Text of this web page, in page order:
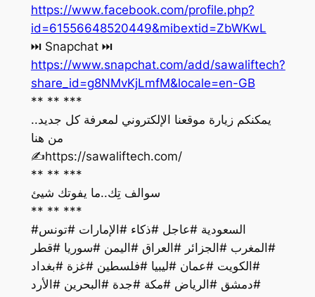
https://www.facebook.com/profile.php?
id=61556648520449&mibextid=ZbWKwL
‏⏭ Snapchat ⏭
https://www.snapchat.com/add/sawaliftech?
share_id=g8NMvKjLmfM&locale=en-GB
** ** ***
يمكنكم زيارة موقعنا الإلكتروني لمعرفة كل جديد..
من هنا
‏✍️https://sawaliftech.com/
** ** ***
سوالف تِك..ما يفوتك شيئ
** ** ***
#السعودية #عاجل #ذكاء #الإمارات #تونس
#المغرب #الجزائر #العراق #اليمن #سوريا #قطر
#الكويت #عمان #ليبيا #فلسطين #غزة #بغداد
#دمشق #الرياض #مكة #جدة #البحرين #الأرد